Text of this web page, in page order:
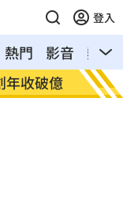
登入
熱門 影音
熱搜
收破億
阿中
灣